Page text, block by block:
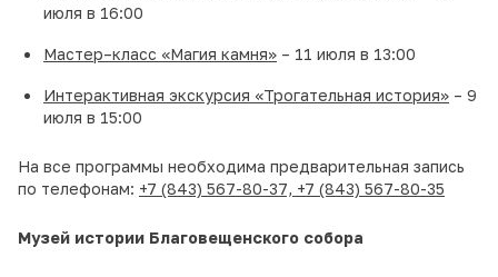
июля в 16:00
Мастер–класс «Магия камня» – 11 июля в 13:00
Интерактивная экскурсия «Трогательная история» – 9
июля в 15:00
На все программы необходима предварительная запись
по телефонам: +7 (843) 567-80-37, +7 (843) 567-80-35
Музей истории Благовещенского собора